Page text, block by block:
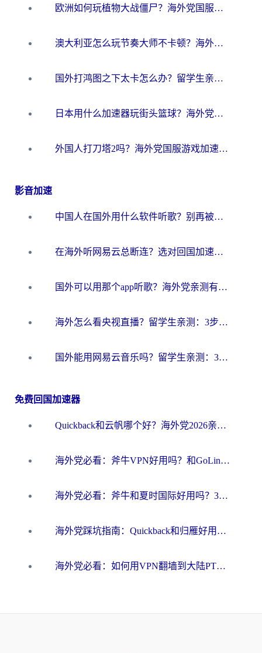
欧洲如何玩植物大战僵尸？海外党国服游戏加速避坑指南（附实测对比）
澳大利亚怎么玩节奏大师不卡顿？海外党国服游戏加速终极指南
国外打鸿图之下太卡怎么办？留学生亲测有效的国服游戏加速方案
日本用什么加速器玩街头篮球？海外党国服游戏不卡顿的终极攻略
外国人打刀塔2吗？海外党国服游戏加速避坑全攻略
影音加速
中国人在国外用什么软件听歌？别再被地域限制卡脖子，这篇教你轻松解锁国内音乐库
在海外听网易云总断连？选对回国加速器，告别地区限制和卡顿
国外可以用那个app听歌？海外党亲测有效的回国加速方案，轻松听国内音乐听书
海外怎么看央视直播？留学生亲测：3步解决版权限制+追剧自由
国外能用网易云音乐吗？留学生亲测：3步解决海外听歌难题
免费回国加速器
Quickback和云帆哪个好？海外党2026亲测指南：选对加速器大陆工具，无缝刷国内剧玩国服
海外党必看：斧牛VPN好用吗？和GoLinkVPN对比哪个回国效果更好？
海外党必看：斧牛和夏时国际好用吗？3步选对回国加速器，无缝刷国内资源
海外党踩坑指南：Quickback和归雁好用吗？选对加速器才能无缝刷国内资源
海外党必看：如何用VPN翻墙到大陆PTT？一篇解决你所有回国加速痛点